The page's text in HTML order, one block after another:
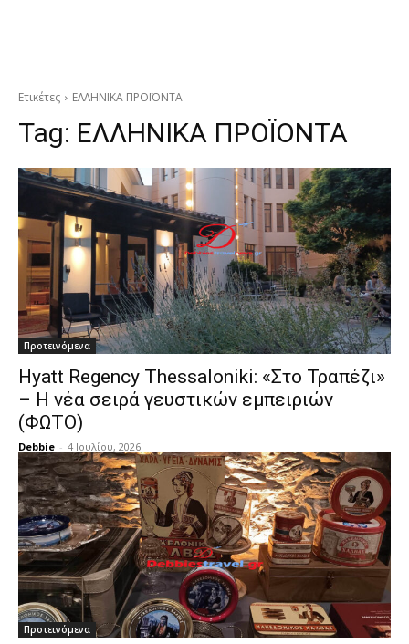
Ετικέτες ΕΛΛΗΝΙΚΑ ΠΡΟΪΟΝΤΑ
Tag: ΕΛΛΗΝΙΚΑ ΠΡΟΪΟΝΤΑ
Προτεινόμενα
Hyatt Regency Thessaloniki: «Στο Τραπέζι»
– Η νέα σειρά γευστικών εμπειριών
(ΦΩΤΟ)
Debbie - 4 Ιουλίου, 2026
Προτεινόμενα